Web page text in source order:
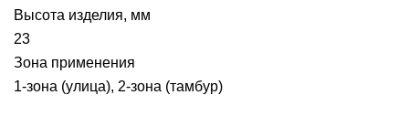
Высота изделия, мм
23
Зона применения
1-зона (улица), 2-зона (тамбур)